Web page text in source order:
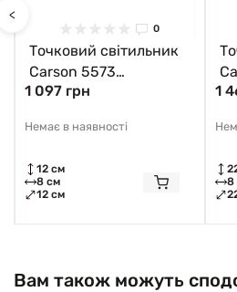
<
0
Точковий світильник
Carson 5573
Nowodvorski
1 097 грн
Немає в наявності
12 см
8 см
12 см
1
8
Вам також можуть